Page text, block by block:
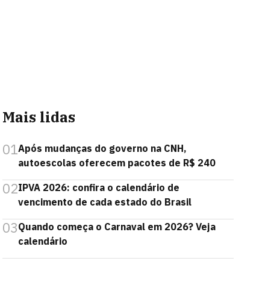
Mais lidas
01Após mudanças do governo na CNH,
autoescolas oferecem pacotes de R$ 240
02IPVA 2026: confira o calendário de
vencimento de cada estado do Brasil
03Quando começa o Carnaval em 2026? Veja
calendário